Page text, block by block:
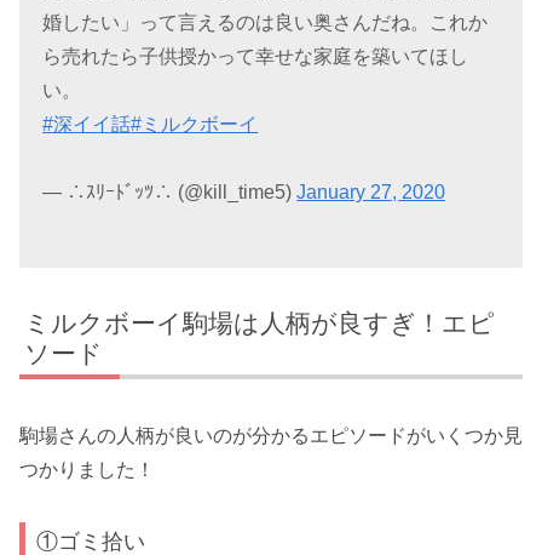
婚したい」って言えるのは良い奥さんだね。これか
ら売れたら子供授かって幸せな家庭を築いてほし
い。
#深イイ話#ミルクボーイ
— ∴ｽﾘｰﾄﾞｯﾂ∴ (@kill_time5)January 27, 2020
ミルクボーイ駒場は人柄が良すぎ！エピ
ソード
駒場さんの人柄が良いのが分かるエピソードがいくつか見
つかりました！
①ゴミ拾い